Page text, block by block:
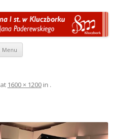
Menu Przeskocz do treści
at 1600 × 1200 in .